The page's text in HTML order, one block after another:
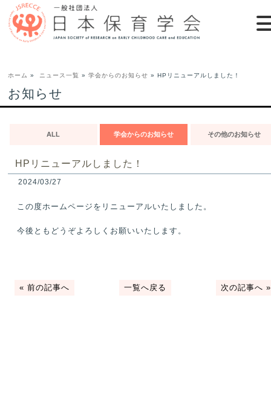
ホーム » ニュース一覧 »学会からのお知らせ » HPリニューアルしました！
お知らせ
ALL 学会からのお知らせ その他のお知らせ
HPリニューアルしました！
2024/03/27
この度ホームページをリニューアルいたしました。
今後ともどうぞよろしくお願いいたします。
«前の記事へ 一覧へ戻る 次の記事へ »